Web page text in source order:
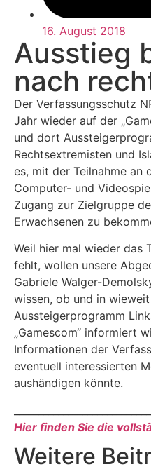
16. August 2018
Ausstieg
nach
Der Verfassungsschutz
Jahr wieder auf der
und dort
Rechtsextremisten und
es, mit der Teilnahme
Computer- und
Zugang zur Zielgruppe
Erwachsenen zu
Weil hier mal wieder das
fehlt, wollen unsere
Gabriele Walger-
wissen, ob und in
Aussteigerprogramm
„Gamescom“ informiert
Informationen der
eventuell interessierten
aushändigen könnte.
Hier finden Sie die
Weitere